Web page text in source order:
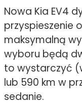
Nowa Kia EV4
przyspieszenie
maksymalną
wyboru będą
to wystarczyć
lub 590 km w
sedanie.